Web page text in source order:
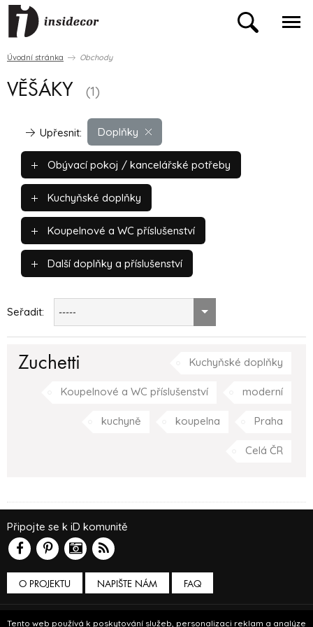
Tento web používá k poskytování služeb, personalizaci reklam a analýze
Úvodní stránka Obchody
VĚŠÁKY (1)
Doplňky
Upřesnit:
Obývací pokoj / kancelářské potřeby
Kuchyňské doplňky
Koupelnové a WC příslušenství
Další doplňky a příslušenství
Seřadit: -----
Zuchetti Kuchyňské doplňky
Koupelnové a WC příslušenství moderní
kuchyně koupelna Praha
Celá ČR
O PROJEKTU NAPIŠTE NÁM
Připojte se k iD komunitě
FAQ
Podmínky používání